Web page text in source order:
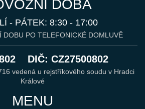
DOBA
- PÁTEK: 8:30 - 17:00
DOBU PO TELEFONICKÉ DOMLUVĚ
DIČ: CZ27500802
vedená u rejstříkového soudu v Hradci
Králové
MENU